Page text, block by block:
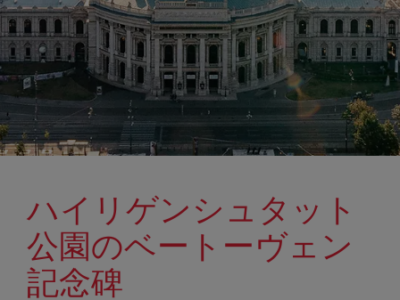
ハイリゲンシュタット
公園のベートーヴェン
記念碑